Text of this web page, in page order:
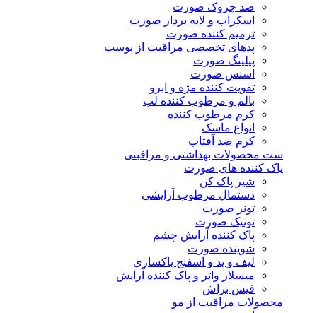
ضد چروک صورت
اسکراب و لایه بردار صورت
ترمیم کننده صورت
پدهای تخصصی مراقبت از پوست
پیلینگ صورت
اسنس صورت
تقویت کننده مژه و ابرو
بالم و مرطوب کننده لب
کرم مرطوب کننده
انواع ماسک
کرم ضد آفتاب
ست محصولات بهداشتی و مراقبتی
پاک کننده های صورت
شیر پاک کن
دستمال مرطوب آرایشی
تونر صورت
تونیک صورت
پاک کننده آرایش چشم
شوینده صورت
لیف و پد و اسفنج پاکسازی
میسلار واتر و پاک کننده آرایش
فیس براش
محصولات مراقبت از مو